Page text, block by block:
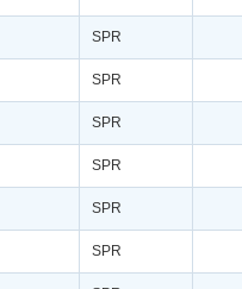
SPR
SPR
SPR
SPR
SPR
SPR